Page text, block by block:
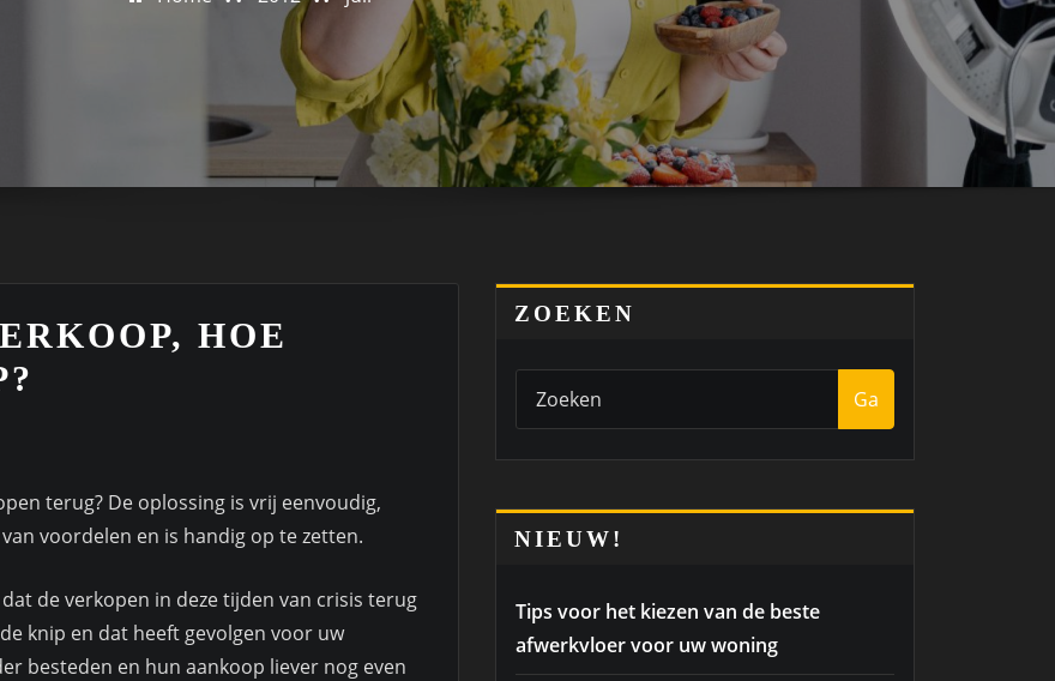
HOE
terug? De oplossing is vrij eenvoudig,
voordelen en is handig op te zetten.
de verkopen in deze tijden van crisis terug
knip en dat heeft gevolgen voor uw
besteden en hun aankoop liever nog even
ZOEKEN
Ga
NIEUW!
Tips voor het kiezen van de beste
afwerkvloer voor uw woning